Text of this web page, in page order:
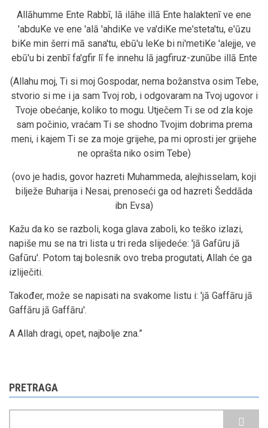
Allāhumme Ente Rabbī, lā ilāhe illā Ente halaktenī ve ene
'abduKe ve ene 'alā 'ahdiKe ve va'diKe me'steta'tu, e'ūzu
biKe min šerri mā sana'tu, ebū'u leKe bi ni'metiKe 'alejje, ve
ebū'u bi zenbī fa'gfir lī fe innehu lā jagfiruz-zunūbe illā Ente
(Allahu moj, Ti si moj Gospodar, nema božanstva osim Tebe,
stvorio si me i ja sam Tvoj rob, i odgovaram na Tvoj ugovor i
Tvoje obećanje, koliko to mogu. Utječem Ti se od zla koje
sam počinio, vraćam Ti se shodno Tvojim dobrima prema
meni, i kajem Ti se za moje grijehe, pa mi oprosti jer grijehe
ne oprašta niko osim Tebe)
(ovo je hadis, govor hazreti Muhammeda, alejhisselam, koji
bilježe Buharija i Nesai, prenoseći ga od hazreti Šeddāda
ibn Evsa)
Kažu da ko se razboli, koga glava zaboli, ko teško izlazi,
napiše mu se na tri lista u tri reda slijedeće: 'jā Gafūru jā
Gafūru'. Potom taj bolesnik ovo treba progutati, Allah će ga
izliječiti.
Također, može se napisati na svakome listu i: 'jā Gaffāru jā
Gaffāru jā Gaffāru'.
A Allah dragi, opet, najbolje zna.”
PRETRAGA